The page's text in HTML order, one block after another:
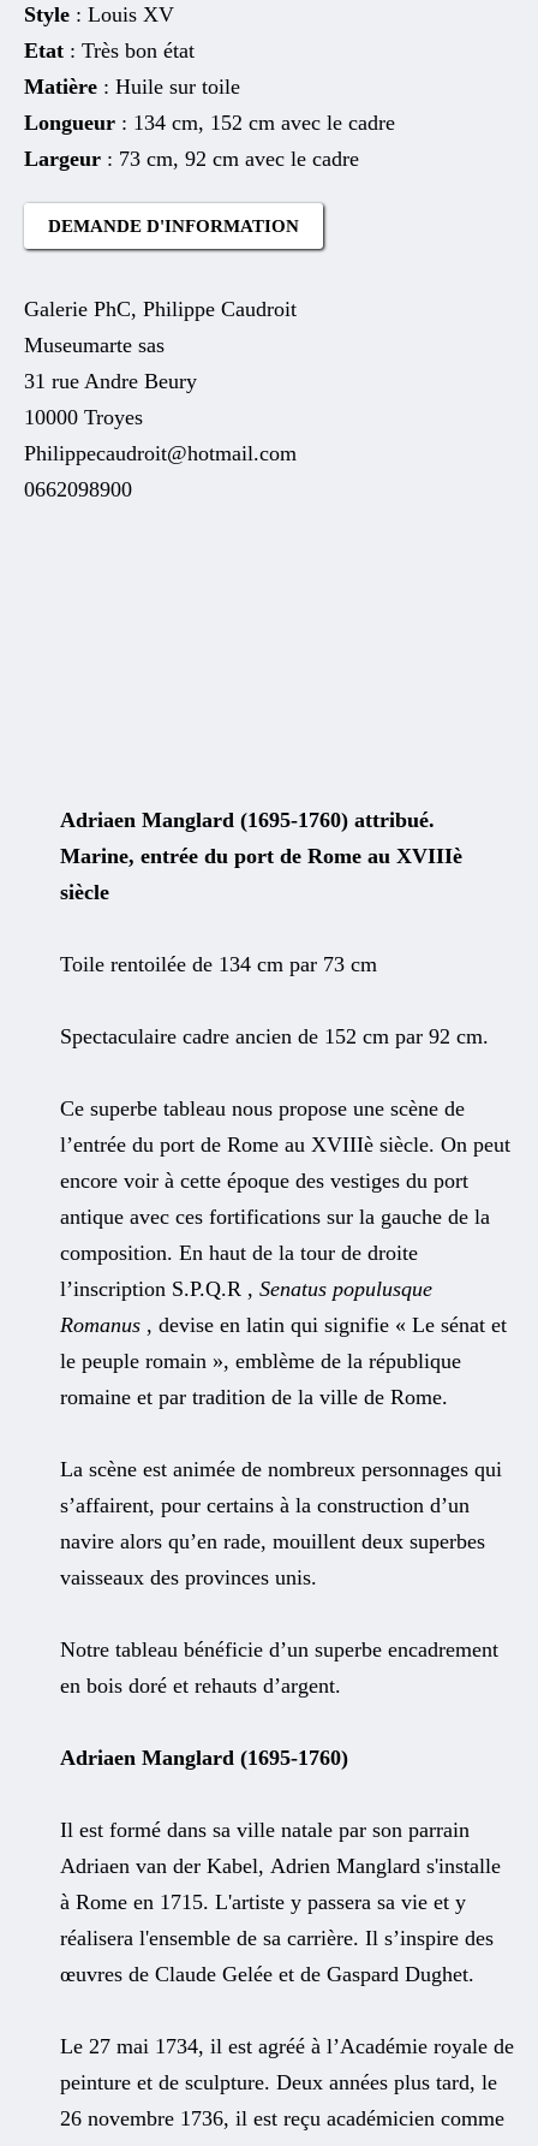
Style : Louis XV
Etat : Très bon état
Matière : Huile sur toile
Longueur : 134 cm, 152 cm avec le cadre
Largeur : 73 cm, 92 cm avec le cadre
DEMANDE D'INFORMATION
Galerie PhC, Philippe Caudroit
Museumarte sas
31 rue Andre Beury
10000 Troyes
Philippecaudroit@hotmail.com
0662098900
Adriaen Manglard (1695-1760) attribué.
Marine, entrée du port de Rome au XVIIIè
siècle
Toile rentoilée de 134 cm par 73 cm
Spectaculaire cadre ancien de 152 cm par 92 cm.
Ce superbe tableau nous propose une scène de
l’entrée du port de Rome au XVIIIè siècle. On peut
encore voir à cette époque des vestiges du port
antique avec ces fortifications sur la gauche de la
composition. En haut de la tour de droite
l’inscription S.P.Q.R , Senatus populusque
Romanus , devise en latin qui signifie « Le sénat et
le peuple romain », emblème de la république
romaine et par tradition de la ville de Rome.
La scène est animée de nombreux personnages qui
s’affairent, pour certains à la construction d’un
navire alors qu’en rade, mouillent deux superbes
vaisseaux des provinces unis.
Notre tableau bénéficie d’un superbe encadrement
en bois doré et rehauts d’argent.
Adriaen Manglard (1695-1760)
Il est formé dans sa ville natale par son parrain
Adriaen van der Kabel, Adrien Manglard s'installe
à Rome en 1715. L'artiste y passera sa vie et y
réalisera l'ensemble de sa carrière. Il s’inspire des
œuvres de Claude Gelée et de Gaspard Dughet.
Le 27 mai 1734, il est agréé à l’Académie royale de
peinture et de sculpture. Deux années plus tard, le
26 novembre 1736, il est reçu académicien comme